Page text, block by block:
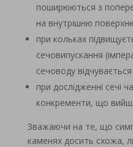
поширюються з
на внутрішню поверхню
при кольках
сечовипускання
сечоводу відчувається
при дослідженні сечі
конкременти, що
Зважаючи на те, що
каменях досить схожа,